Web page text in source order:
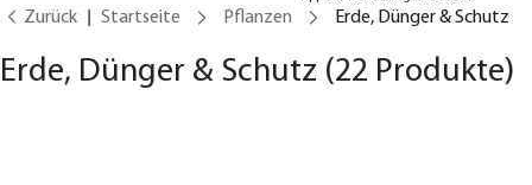
Zurück Startseite Pflanzen Erde, Dünger & Schutz
Erde, Dünger & Schutz (22 Produkte)